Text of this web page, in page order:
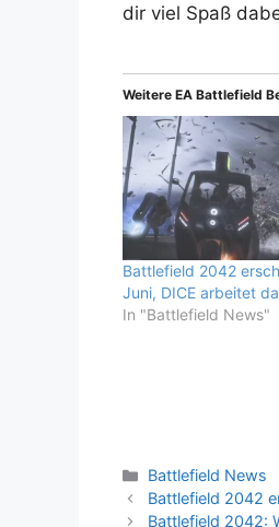
dir viel Spaß
Weitere EA Battlefield
Battlefield 2042
Juni, DICE arbeitet
In "Battlefield News"
Kategorien
Battlefield News
Battlefield 2042
Battlefield 2042: